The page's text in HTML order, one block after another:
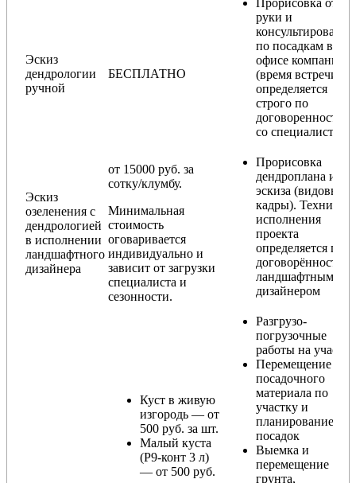
Эскиз
дендрологии
ручной
БЕСПЛАТНО
руки и
консультирование
по посадкам в
офисе компании
(время встречи
определяется
строго по
договоренности
со специалистом)
Эскиз
озеленения с
дендрологией
в исполнении
ландшафтного
дизайнера
от 15000 руб. за
сотку/клумбу.
Минимальная
стоимость
оговаривается
индивидуально и
зависит от загрузки
специалиста и
сезонности.
Прорисовка
дендроплана и
эскиза (видовые
кадры). Техника
исполнения
проекта
определяется по
договорённости с
ландшафтным
дизайнером
Куст в живую
изгородь — от
500 руб. за шт.
Малый куста
(Р9-конт 3 л)
— от 500 руб.
Разгрузо-
погрузочные
работы на участке
Перемещение
посадочного
материала по
участку и
планирование
посадок
Выемка и
перемещение
грунта,